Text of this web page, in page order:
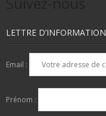
LETTRE D’INFORMATION
Email :
Prénom :